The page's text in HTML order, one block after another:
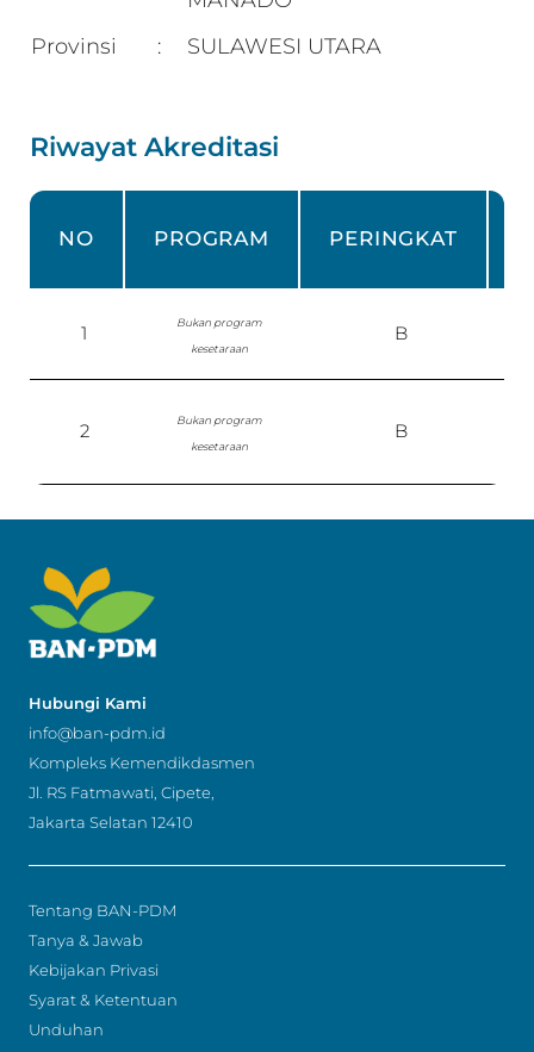
Provinsi
: SULAWESI UTARA
Riwayat Akreditasi
NO PROGRAM PERINGKAT
1
Bukan program
kesetaraan
B
2
Bukan program
kesetaraan
B
Hubungi Kami
info@ban-pdm.id
Kompleks Kemendikdasmen
Jl. RS Fatmawati, Cipete,
Jakarta Selatan 12410
Tentang BAN-PDM
Tanya & Jawab
Kebijakan Privasi
Syarat & Ketentuan
Unduhan